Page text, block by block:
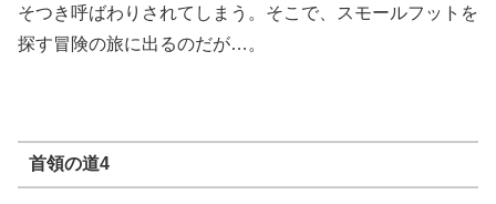
そつき呼ばわりされてしまう。そこで、スモールフットを
探す冒険の旅に出るのだが…。
首領の道4